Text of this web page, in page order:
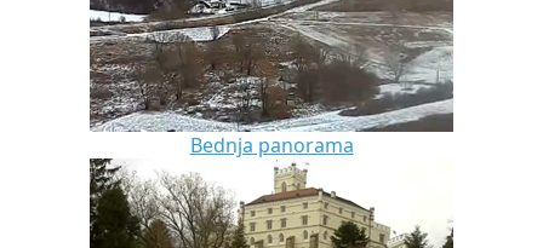
Bednja panorama